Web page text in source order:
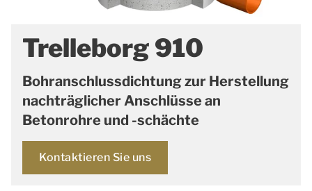
Trelleborg 910
Bohranschlussdichtung zur Herstellung
nachträglicher Anschlüsse an
Betonrohre und -schächte
Kontaktieren Sie uns